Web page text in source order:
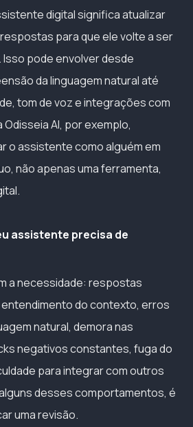
digital significa atualizar
para que ele volte a ser
pode envolver desde
da linguagem natural até
tom de voz e integrações com
AI, por exemplo,
o assistente como alguém em
não apenas uma ferramenta,
assistente precisa de
a necessidade: respostas
do contexto, erros
natural, demora nas
negativos constantes, fuga do
para integrar com outros
desses comportamentos, é
uma revisão.